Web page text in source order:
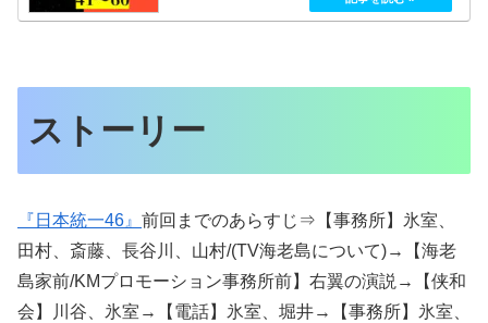
ストーリー
『日本統一46』 前回までのあらすじ⇒【事務所】氷室、
田村、斎藤、長谷川、山村/(TV海老島について)→【海老
島家前/KMプロモーション事務所前】右翼の演説→【侠和
会】川谷、氷室→【電話】氷室、堀井→【事務所】氷室、